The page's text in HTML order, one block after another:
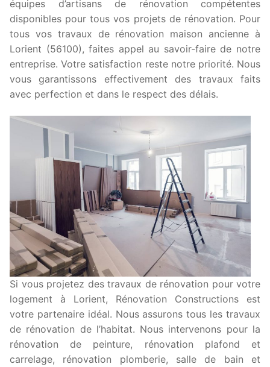
équipes d’artisans de rénovation compétentes
disponibles pour tous vos projets de rénovation. Pour
tous vos travaux de rénovation maison ancienne à
Lorient (56100), faites appel au savoir-faire de notre
entreprise. Votre satisfaction reste notre priorité. Nous
vous garantissons effectivement des travaux faits
avec perfection et dans le respect des délais.
Si vous projetez des travaux de rénovation pour votre
logement à Lorient, Rénovation Constructions est
votre partenaire idéal. Nous assurons tous les travaux
de rénovation de l’habitat. Nous intervenons pour la
rénovation de peinture, rénovation plafond et
carrelage, rénovation plomberie, salle de bain et